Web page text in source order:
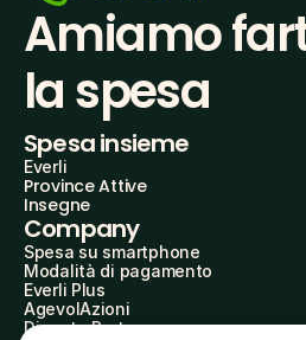
Amiamo
la spesa
Spesa insieme
Everli
Province Attive
Insegne
Company
Spesa su smartphone
Modalità di pagamento
Everli Plus
AgevolAzioni
Diventa Partner